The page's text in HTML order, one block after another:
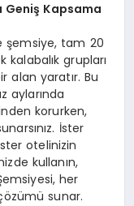
Kapsama
şemsiye, tam 20
grupları
alan yaratır. Bu
aylarında
korurken,
İster
otelinizin
kullanın,
her
sunar.